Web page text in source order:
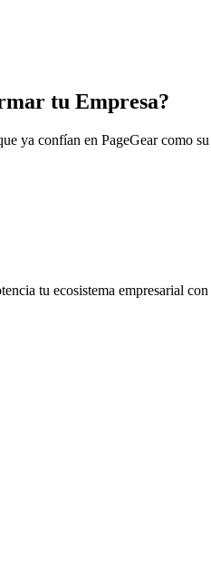
tu Empresa?
ya confían en PageGear como
tu ecosistema empresarial